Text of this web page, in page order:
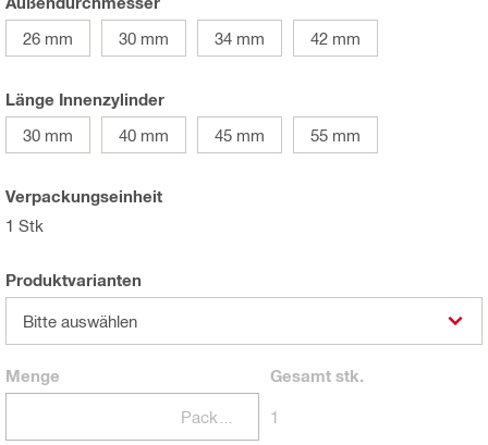
26 mm
30 mm 34 mm 42 mm
Länge Innenzylinder
30 mm
40 mm 45 mm 55 mm
Verpackungseinheit
1 Stk
Produktvarianten
Bitte auswählen
Menge Gesamtstk.
1